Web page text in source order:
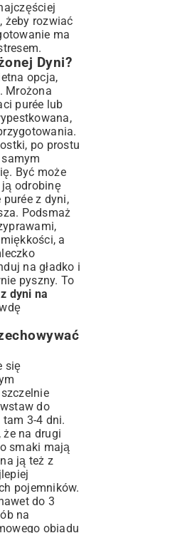
żeby rozwiać
ma
Dyni?
opcja,
Mrożona
purée lub
po prostu
Być może
ją odrobinę
z dyni,
Podsmaż
a
na gładko i
pyszny. To
dyni na
się
do
3-4 dni.
że na drugi
smaki mają
ją też z
pojemników.
do 3
na
obiadu